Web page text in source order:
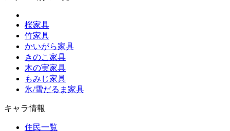
桜家具
竹家具
かいがら家具
きのこ家具
木の実家具
もみじ家具
氷/雪だるま家具
キャラ情報
住民一覧